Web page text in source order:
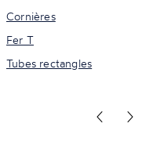
Cornières
Fer T
Tubes rectangles